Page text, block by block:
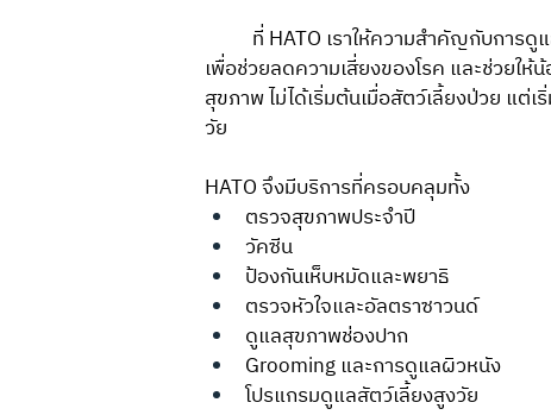
เพื่อช่วยลดความเสี่ยงของโรค และช่วยใ
สุขภาพ ไม่ได้เริ่มต้นเมื่อสัตว์เลี้ยงป่วย แต่
วัย
HATO จึงมีบริการที่ครอบคลุมทั้ง
ตรวจสุขภาพประจำปี
วัคซีน
ป้องกันเห็บหมัดและพยาธิ
ตรวจหัวใจและอัลตราซาวนด์
ดูแลสุขภาพช่องปาก
Grooming และการดูแลผิวหนัง
โปรแกรมดูแลสัตว์เลี้ยงสูงวัย